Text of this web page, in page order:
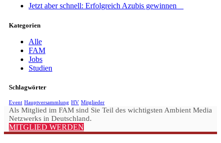
Jetzt aber schnell: Erfolgreich Azubis gewinnen
Kategorien
Alle
FAM
Jobs
Studien
Schlagwörter
Event Hauptversammlung HV Mitglieder
Als Mitglied im FAM sind Sie Teil des wichtigsten Ambient Media
Netzwerks in Deutschland.
MITGLIED WERDEN